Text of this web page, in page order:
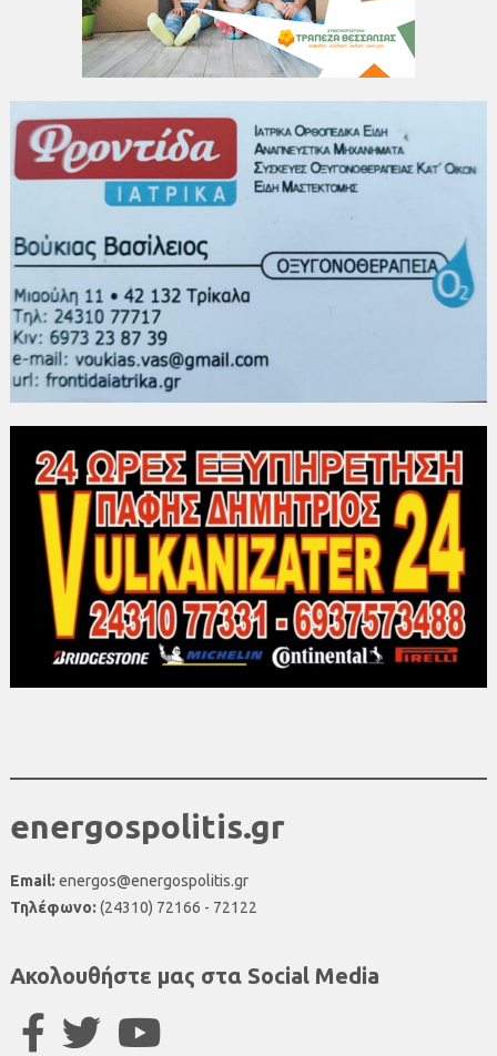
energospolitis.gr
Email: energos@energospolitis.gr
Τηλέφωνο: (24310) 72166 - 72122
Ακολουθήστε μας στα Social Media